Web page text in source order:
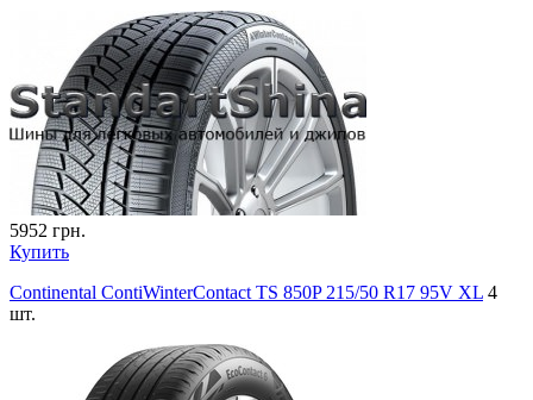
5952 грн.
Купить
Continental ContiWinterContact TS 850P 215/50 R17 95V XL 4
шт.